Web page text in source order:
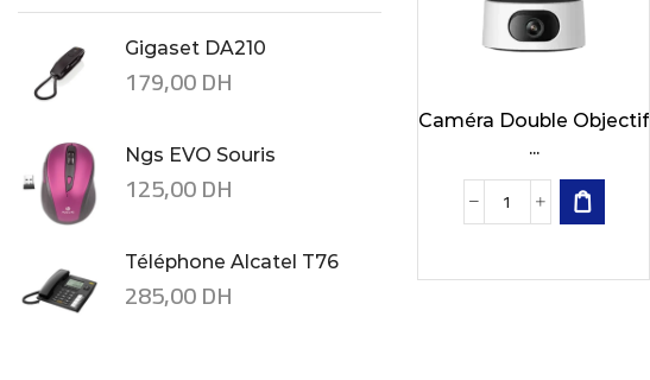
Caméra Double Objectif
...
Gigaset DA210
179,00DH
Ngs EVO Souris
125,00DH
Téléphone Alcatel T76
285,00DH